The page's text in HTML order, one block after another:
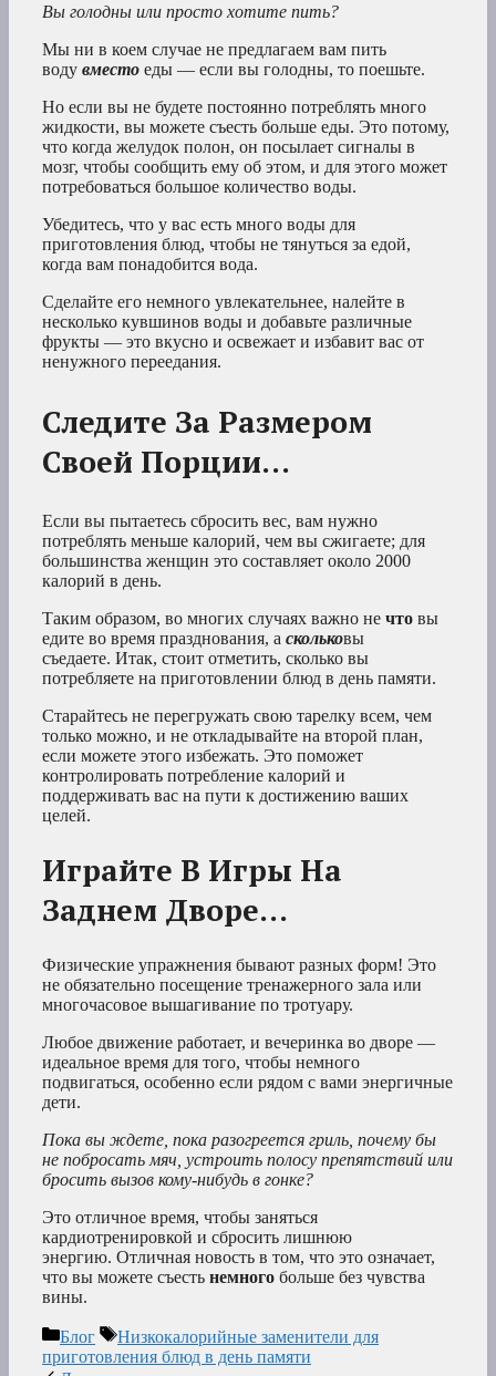
Вы голодны или просто хотите пить?
Мы ни в коем случае не предлагаем вам пить
воду вместо еды — если вы голодны, то поешьте.
Но если вы не будете постоянно потреблять много
жидкости, вы можете съесть больше еды. Это потому,
что когда желудок полон, он посылает сигналы в
мозг, чтобы сообщить ему об этом, и для этого может
потребоваться большое количество воды.
Убедитесь, что у вас есть много воды для
приготовления блюд, чтобы не тянуться за едой,
когда вам понадобится вода.
Сделайте его немного увлекательнее, налейте в
несколько кувшинов воды и добавьте различные
фрукты — это вкусно и освежает и избавит вас от
ненужного переедания.
Следите За Размером
Своей Порции…
Если вы пытаетесь сбросить вес, вам нужно
потреблять меньше калорий, чем вы сжигаете; для
большинства женщин это составляет около 2000
калорий в день.
Таким образом, во многих случаях важно не что вы
едите во время празднования, а скольковы
съедаете. Итак, стоит отметить, сколько вы
потребляете на приготовлении блюд в день памяти.
Старайтесь не перегружать свою тарелку всем, чем
только можно, и не откладывайте на второй план,
если можете этого избежать. Это поможет
контролировать потребление калорий и
поддерживать вас на пути к достижению ваших
целей.
Играйте В Игры На
Заднем Дворе…
Физические упражнения бывают разных форм! Это
не обязательно посещение тренажерного зала или
многочасовое вышагивание по тротуару.
Любое движение работает, и вечеринка во дворе —
идеальное время для того, чтобы немного
подвигаться, особенно если рядом с вами энергичные
дети.
Пока вы ждете, пока разогреется гриль, почему бы
не побросать мяч, устроить полосу препятствий или
бросить вызов кому-нибудь в гонке?
Это отличное время, чтобы заняться
кардиотренировкой и сбросить лишнюю
энергию. Отличная новость в том, что это означает,
что вы можете съесть немного больше без чувства
вины.
Рубрики
Блог Метки
Низкокалорийные заменители для
приготовления блюд в день памяти